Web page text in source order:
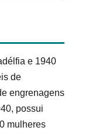
e 1940
de
engrenagens
possui
mulheres